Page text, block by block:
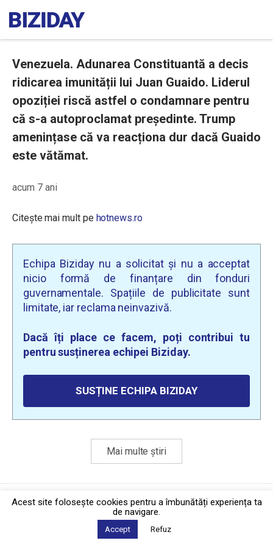
Venezuela. Adunarea Constituantă a decis
ridicarea imunității lui Juan Guaido. Liderul
opoziției riscă astfel o condamnare pentru
că s-a autoproclamat preşedinte. Trump
amenințase că va reacționa dur dacă Guaido
este vătămat.
acum 7 ani
Citește mai mult pe hotnews.ro
Echipa Biziday nu a solicitat și nu a acceptat
nicio formă de finanțare din fonduri
guvernamentale. Spațiile de publicitate sunt
limitate, iar reclama neinvazivă.
Dacă îți place ce facem, poți contribui tu
pentru susținerea echipei Biziday.
SUSȚINE ECHIPA BIZIDAY
Mai multe știri
Politica de confidențialitate·Contact
2026 © Biziday
Acest site foloseşte cookies pentru a îmbunătăți experiența ta
de navigare.
Accept Refuz